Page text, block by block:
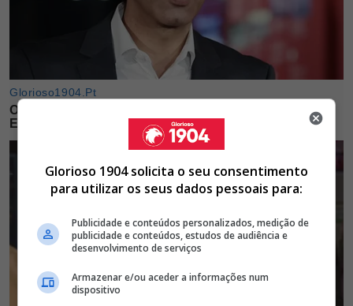
Glorioso 1904 solicita o seu consentimento
para utilizar os seus dados pessoais para:
Publicidade e conteúdos personalizados, medição de
publicidade e conteúdos, estudos de audiência e
desenvolvimento de serviços
Armazenar e/ou aceder a informações num
dispositivo